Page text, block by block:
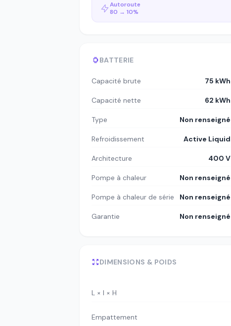
Autoroute
80 → 10%
BATTERIE
Capacité brute 75 kWh
Capacité nette 62 kWh
Type Non renseigné
Refroidissement Active Liquid
Architecture 400 V
Pompe à chaleur Non renseigné
Pompe à chaleur de série Non renseigné
Garantie Non renseigné
DIMENSIONS & POIDS
L × l × H
Empattement